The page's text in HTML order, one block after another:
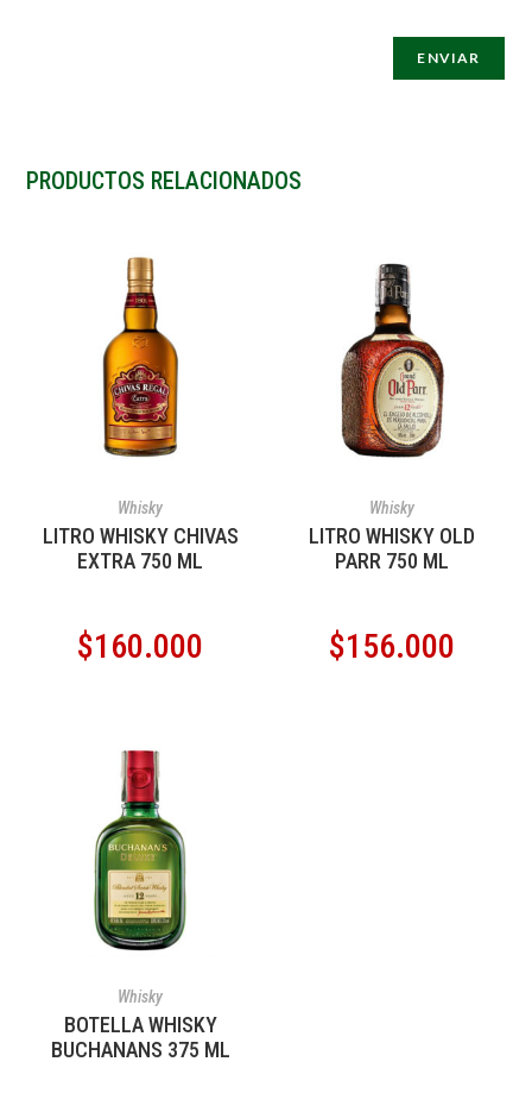
PRODUCTOS RELACIONADOS
Whisky
LITRO WHISKY CHIVAS
EXTRA 750 ML
$160.000
Whisky
LITRO WHISKY OLD
PARR 750 ML
$156.000
Whisky
BOTELLA WHISKY
BUCHANANS 375 ML